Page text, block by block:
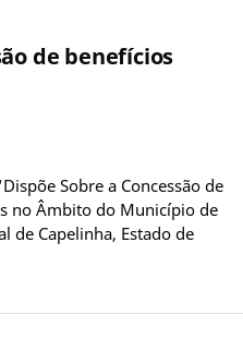
de benefícios
Sobre a Concessão de
no Âmbito do Município de
Capelinha, Estado de